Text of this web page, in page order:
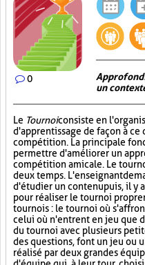
0
un
Le Tournoiconsiste en
d'apprentissage de façon à
compétition. La principale
permettre d'améliorer un
compétition amicale. Le
deux temps. L'enseignant
d'étudier un contenu puis, il y
pour réaliser le tournoi
tournois : le tournoi où
celui où n'entrent en jeu que
du tournoi avec plusieurs
des questions, font un jeu ou
réalisé par deux grandes